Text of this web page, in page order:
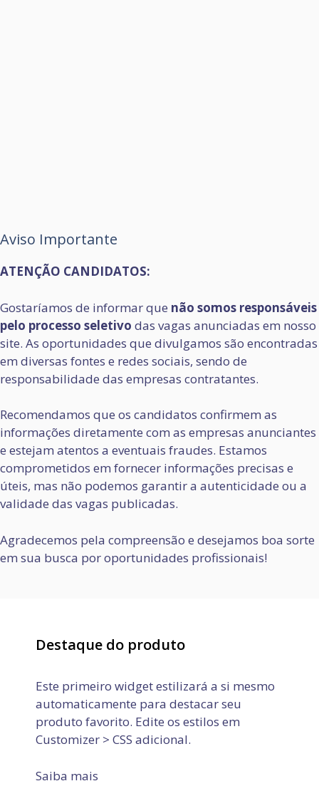
Aviso Importante
ATENÇÃO CANDIDATOS:
Gostaríamos de informar que não somos responsáveis
pelo processo seletivo das vagas anunciadas em nosso
site. As oportunidades que divulgamos são encontradas
em diversas fontes e redes sociais, sendo de
responsabilidade das empresas contratantes.
Recomendamos que os candidatos confirmem as
informações diretamente com as empresas anunciantes
e estejam atentos a eventuais fraudes. Estamos
comprometidos em fornecer informações precisas e
úteis, mas não podemos garantir a autenticidade ou a
validade das vagas publicadas.
Agradecemos pela compreensão e desejamos boa sorte
em sua busca por oportunidades profissionais!
Destaque do produto
Este primeiro widget estilizará a si mesmo
automaticamente para destacar seu
produto favorito. Edite os estilos em
Customizer > CSS adicional.
Saiba mais